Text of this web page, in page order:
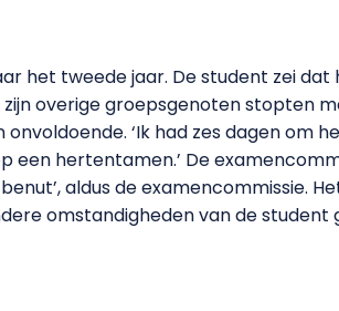
het tweede jaar. De student zei dat
overige groepsgenoten stopten
‘Ik had zes dagen om
hertentamen.’ De
aldus de examencommissie.
omstandigheden van de student